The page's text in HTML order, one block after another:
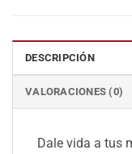
DESCRIPCIÓN
VALORACIONES (0)
Dale vida a tus